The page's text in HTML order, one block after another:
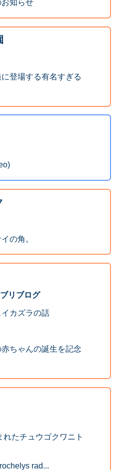
知らせ
に登場する有名すぎる
の角。
リブログ
カズラの話
ちゃんの誕生を記念
たチュウゴクワニト
rad...